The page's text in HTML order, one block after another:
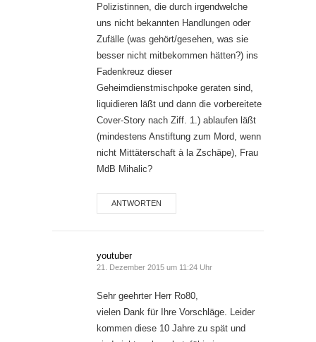
Polizistinnen, die durch irgendwelche
uns nicht bekannten Handlungen oder
Zufälle (was gehört/gesehen, was sie
besser nicht mitbekommen hätten?) ins
Fadenkreuz dieser
Geheimdienstmischpoke geraten sind,
liquidieren läßt und dann die vorbereitete
Cover-Story nach Ziff. 1.) ablaufen läßt
(mindestens Anstiftung zum Mord, wenn
nicht Mittäterschaft à la Zschäpe), Frau
MdB Mihalic?
ANTWORTEN
youtuber
21. Dezember 2015 um 11:24 Uhr
Sehr geehrter Herr Ro80,
vielen Dank für Ihre Vorschläge. Leider
kommen diese 10 Jahre zu spät und